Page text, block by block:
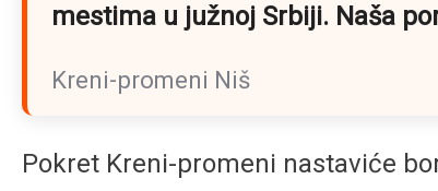
mestima u južnoj Srbiji. Naša
Kreni-promeni Niš
Pokret Kreni-promeni nastaviće